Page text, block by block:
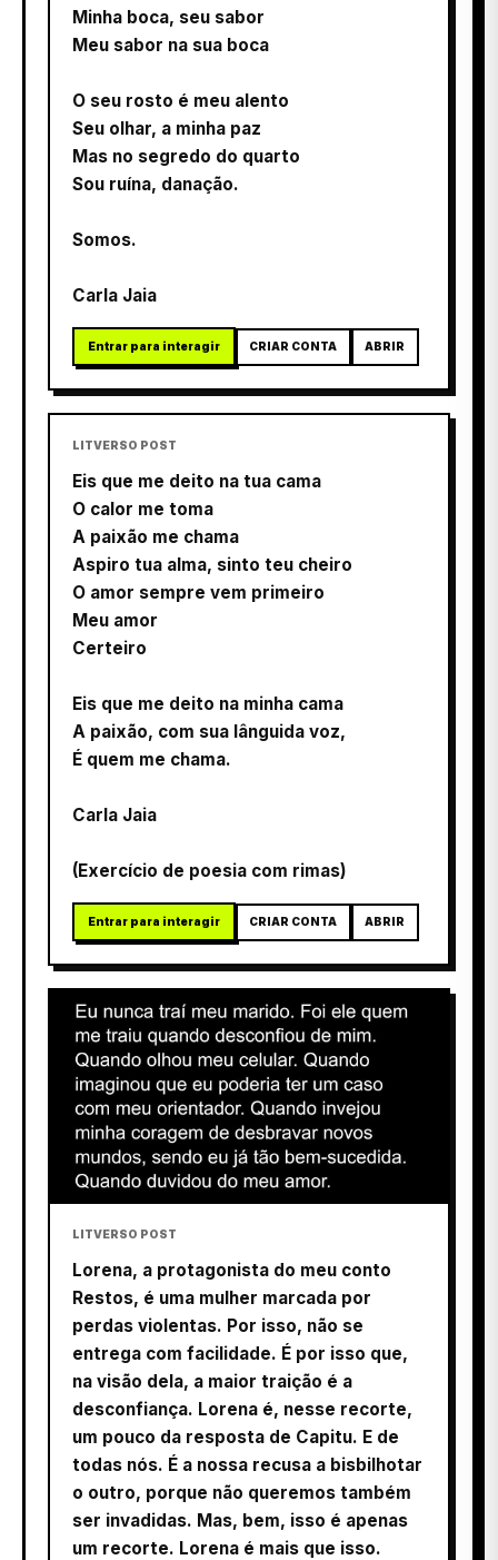
Minha boca, seu sabor
Meu sabor na sua boca
O seu rosto é meu alento
Seu olhar, a minha paz
Mas no segredo do quarto
Sou ruína, danação.
Somos.
Carla Jaia
Entrar para interagir CRIAR CONTA ABRIR
LITVERSO POST
Eis que me deito na tua cama
O calor me toma
A paixão me chama
Aspiro tua alma, sinto teu cheiro
O amor sempre vem primeiro
Meu amor
Certeiro
Eis que me deito na minha cama
A paixão, com sua lânguida voz,
É quem me chama.
Carla Jaia
(Exercício de poesia com rimas)
Entrar para interagir CRIAR CONTA ABRIR
LITVERSO POST
Lorena, a protagonista do meu conto
Restos, é uma mulher marcada por
perdas violentas. Por isso, não se
entrega com facilidade. É por isso que,
na visão dela, a maior traição é a
desconfiança. Lorena é, nesse recorte,
um pouco da resposta de Capitu. E de
todas nós. É a nossa recusa a bisbilhotar
o outro, porque não queremos também
ser invadidas. Mas, bem, isso é apenas
um recorte. Lorena é mais que isso.